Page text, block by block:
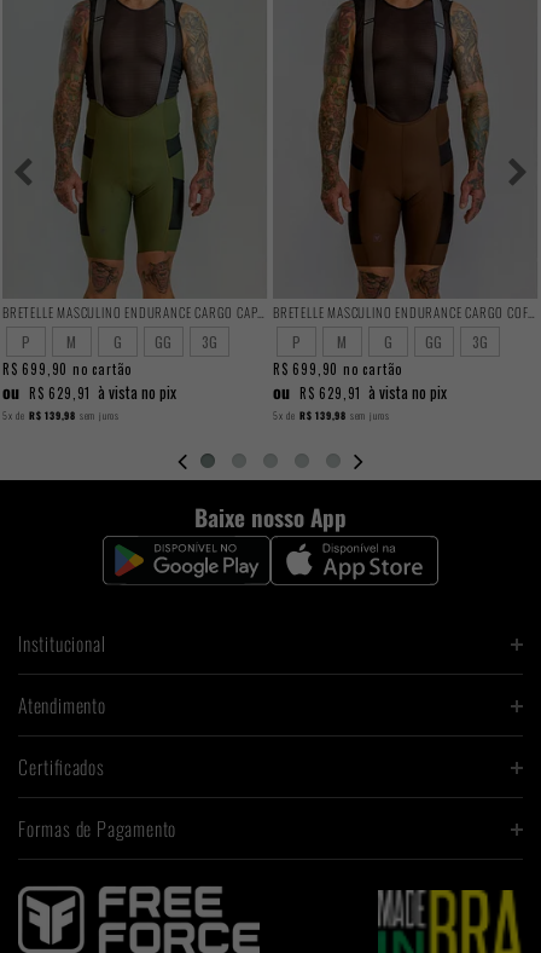
BRETELLE MASCULINO ENDURANCE CARGO CAPER
P M G GG 3G
R$ 699,90 no cartão
ou R$ 629,91 à vista no pix
5x de R$ 139,98 sem juros
BRETELLE MASCULINO ENDURANCE CARGO COFFEE
P M G GG 3G
R$ 699,90 no cartão
ou R$ 629,91 à vista no pix
5x de R$ 139,98 sem juros
Baixe nosso App
Institucional
Atendimento
Certificados
Formas de Pagamento